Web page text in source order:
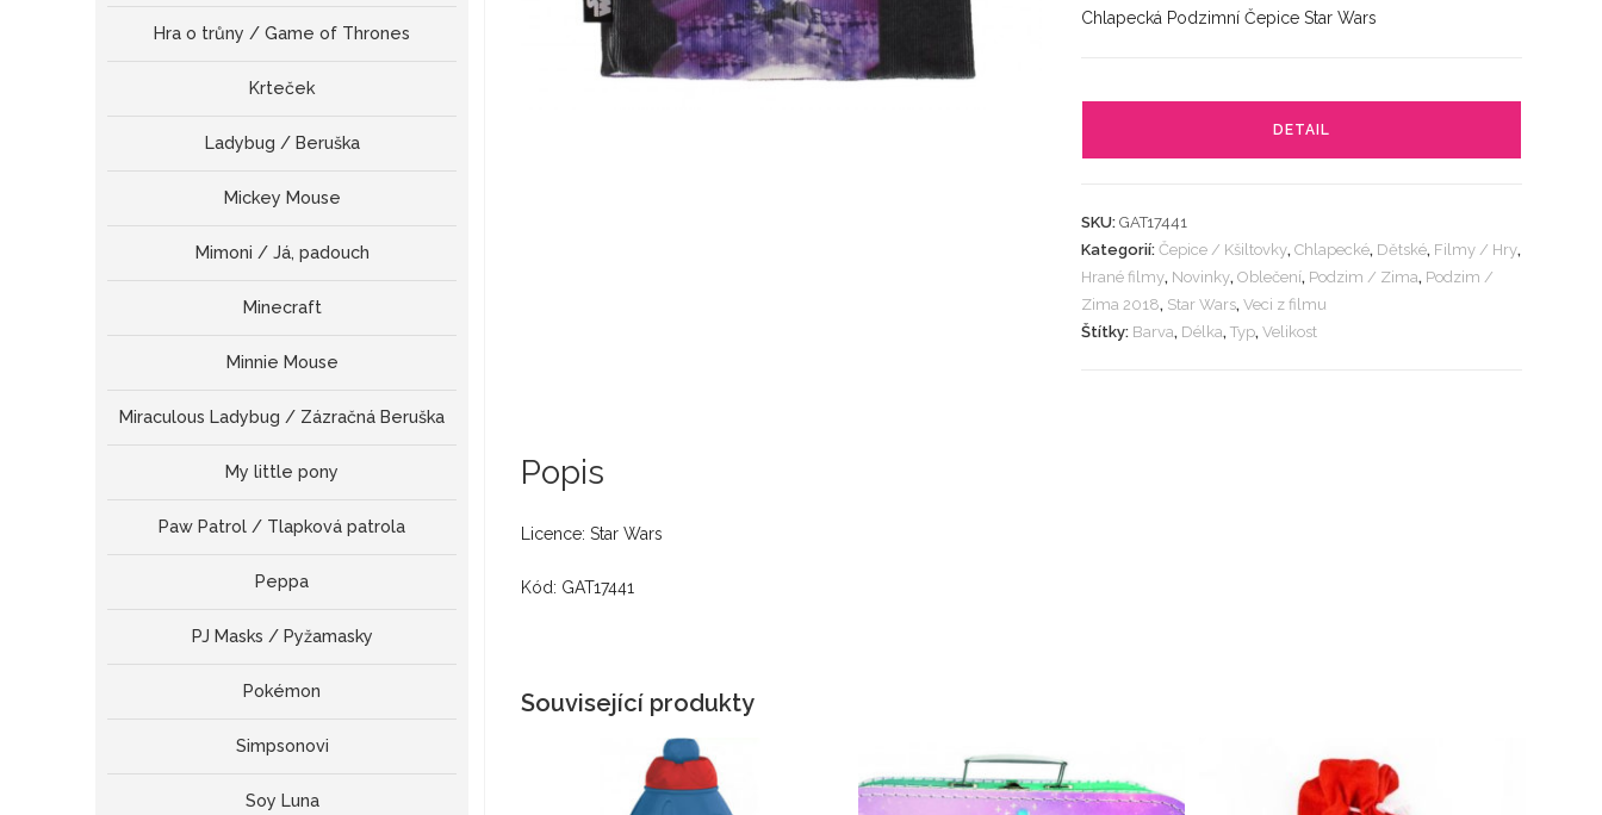
Chlapecká Podzimní Čepice Star Wars
DETAIL
SKU:GAT17441
Kategorií:Čepice / Kšiltovky,Chlapecké, Dětské, Filmy / Hry,
Hrané filmy, Novinky,Oblečení, Podzim / Zima, Podzim /
Zima 2018, Star Wars,Veci z filmu
Štítky: Barva, Délka,Typ,Velikost
Popis
Licence: Star Wars
Kód: GAT17441
Související produkty
Hra o trůny / Game of Thrones
Krteček
Ladybug / Beruška
Mickey Mouse
Mimoni / Já, padouch
Minecraft
Minnie Mouse
Miraculous Ladybug / Zázračná Beruška
My little pony
Paw Patrol / Tlapková patrola
Peppa
PJ Masks / Pyžamasky
Pokémon
Simpsonovi
Soy Luna